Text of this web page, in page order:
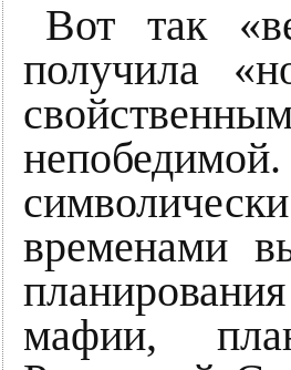
Вот так
получила
временами
мафии,